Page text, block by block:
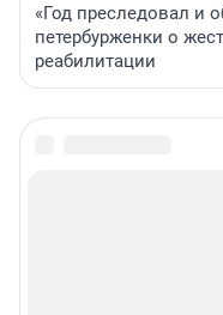
«Год преследовал и
петербурженки о
реабилитации